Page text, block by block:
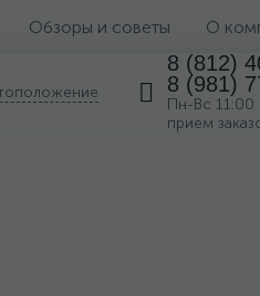
Обзоры и советы О
8 (812)
8 (981)
Пн-Вс 11:00
прием